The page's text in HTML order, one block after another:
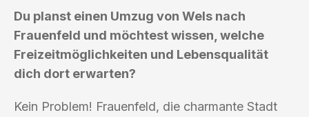
Du planst einen Umzug von Wels nach
Frauenfeld und möchtest wissen, welche
Freizeitmöglichkeiten und Lebensqualität
dich dort erwarten?
Kein Problem! Frauenfeld, die charmante Stadt